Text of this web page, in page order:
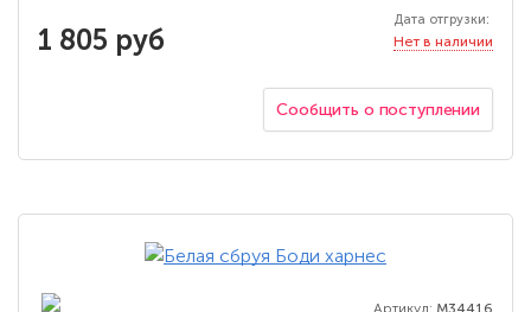
1 805 руб
Дата отгрузки:
Нет в наличии
Сообщить о поступлении
Артикул: M34416